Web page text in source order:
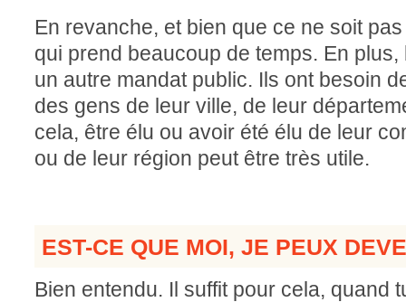
En revanche, et bien que ce ne soit
qui prend beaucoup de temps. En
un autre mandat public. Ils ont besoin
des gens de leur ville, de leur
cela, être élu ou avoir été élu de leur
ou de leur région peut être très utile.
EST-CE QUE MOI, JE PEUX
Bien entendu. Il suffit pour cela, quand